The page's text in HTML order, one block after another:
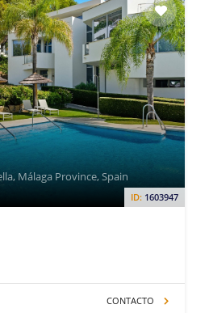
ID: 1603947
Málaga Province, Spain
CONTACTO